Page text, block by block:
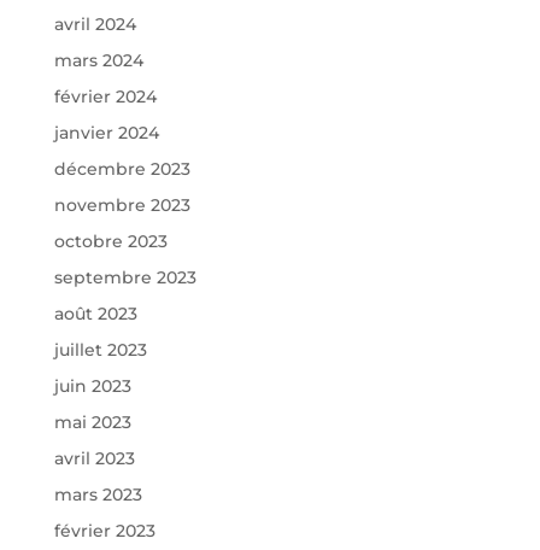
avril 2024
mars 2024
février 2024
janvier 2024
décembre 2023
novembre 2023
octobre 2023
septembre 2023
août 2023
juillet 2023
juin 2023
mai 2023
avril 2023
mars 2023
février 2023